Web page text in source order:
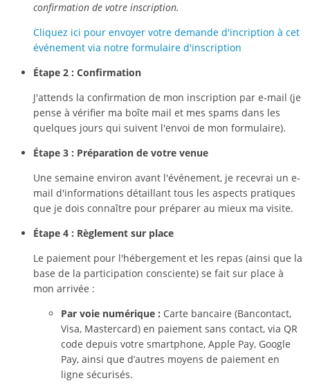
confirmation de votre inscription.
Cliquez ici pour envoyer votre demande d'incription à cet
événement via notre formulaire d'inscription
Étape 2 : Confirmation
J'attends la confirmation de mon inscription par e-mail (je
pense à vérifier ma boîte mail et mes spams dans les
quelques jours qui suivent l'envoi de mon formulaire).
Étape 3 : Préparation de votre venue
Une semaine environ avant l'événement, je recevrai un e-
mail d'informations détaillant tous les aspects pratiques
que je dois connaître pour préparer au mieux ma visite.
Étape 4 : Règlement sur place
Le paiement pour l'hébergement et les repas (ainsi que la
base de la participation consciente) se fait sur place à
mon arrivée :
Par voie numérique : Carte bancaire (Bancontact,
Visa, Mastercard) en paiement sans contact, via QR
code depuis votre smartphone, Apple Pay, Google
Pay, ainsi que d’autres moyens de paiement en
ligne sécurisés.